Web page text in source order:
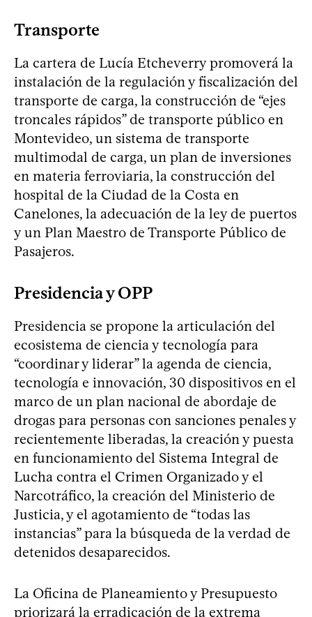
Transporte
La cartera de Lucía Etcheverry promoverá la
instalación de la regulación y fiscalización del
transporte de carga, la construcción de “ejes
troncales rápidos” de transporte público en
Montevideo, un sistema de transporte
multimodal de carga, un plan de inversiones
en materia ferroviaria, la construcción del
hospital de la Ciudad de la Costa en
Canelones, la adecuación de la ley de puertos
y un Plan Maestro de Transporte Público de
Pasajeros.
Presidencia y OPP
Presidencia se propone la articulación del
ecosistema de ciencia y tecnología para
“coordinar y liderar” la agenda de ciencia,
tecnología e innovación, 30 dispositivos en el
marco de un plan nacional de abordaje de
drogas para personas con sanciones penales y
recientemente liberadas, la creación y puesta
en funcionamiento del Sistema Integral de
Lucha contra el Crimen Organizado y el
Narcotráfico, la creación del Ministerio de
Justicia, y el agotamiento de “todas las
instancias” para la búsqueda de la verdad de
detenidos desaparecidos.
La Oficina de Planeamiento y Presupuesto
priorizará la erradicación de la extrema